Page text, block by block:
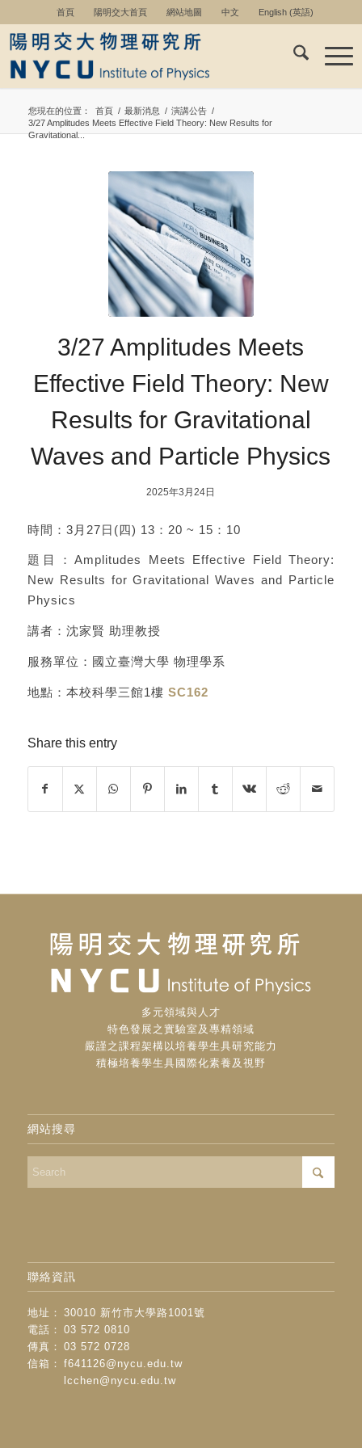
首頁 陽明交大首頁 網站地圖 中文 English(英語)
您現在的位置： 首頁 / 最新消息 / 演講公告 /
3/27 Amplitudes Meets Effective Field Theory: New Results for
Gravitational...
3/27 Amplitudes Meets
Effective Field Theory: New
Results for Gravitational
Waves and Particle Physics
2025年3月24日
時間：3月27日(四) 13：20 ~ 15：10
題目：Amplitudes Meets Effective Field Theory:
New Results for Gravitational Waves and Particle
Physics
講者：沈家賢 助理教授
服務單位：國立臺灣大學 物理學系
地點：本校科學三館1樓 SC162
Share this entry
多元領域與人才
特色發展之實驗室及專精領域
嚴謹之課程架構以培養學生具研究能力
積極培養學生具國際化素養及視野
網站搜尋
聯絡資訊
地址：
30010 新竹市大學路1001號
電話：
03 572 0810
傳真：
03 572 0728
信箱：
f641126@nycu.edu.tw
lcchen@nycu.edu.tw